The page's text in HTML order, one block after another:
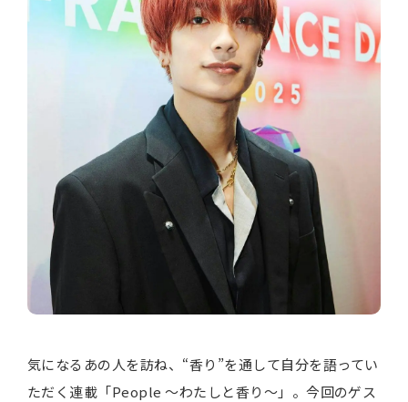
気になるあの人を訪ね、“香り”を通して自分を語ってい
ただく連載「People 〜わたしと香り〜」。今回のゲス